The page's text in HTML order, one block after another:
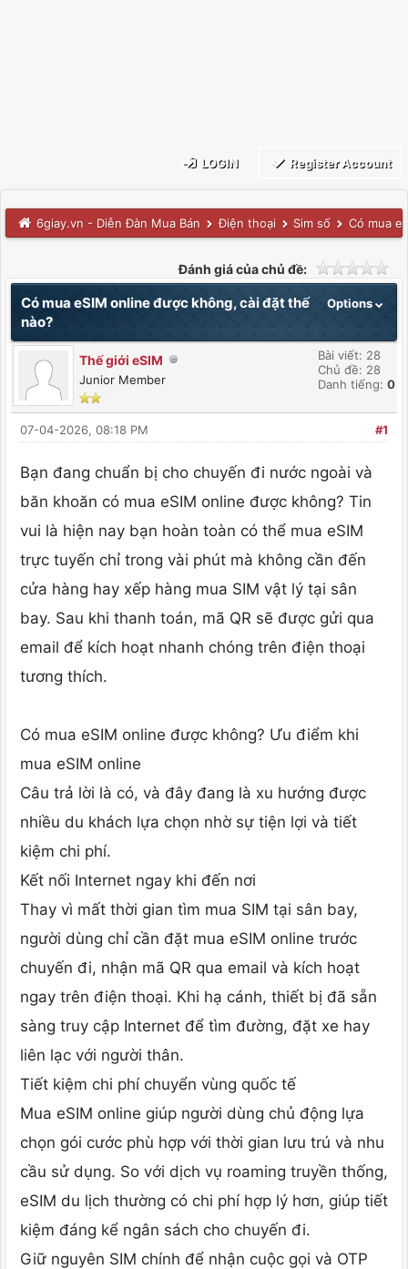
LOGIN Register Account
6giay.vn - Diễn Đàn Mua Bán Điện thoại Sim số Có mua
Đánh giá của chủ đề:
Options
Có mua eSIM online được không, cài đặt thế
nào?
Thế giới eSIM
Junior Member
Bài viết: 28
Chủ đề: 28
Danh tiếng: 0
#1
07-04-2026, 08:18 PM
Bạn đang chuẩn bị cho chuyến đi nước ngoài và
băn khoăn có mua eSIM online được không? Tin
vui là hiện nay bạn hoàn toàn có thể mua eSIM
trực tuyến chỉ trong vài phút mà không cần đến
cửa hàng hay xếp hàng mua SIM vật lý tại sân
bay. Sau khi thanh toán, mã QR sẽ được gửi qua
email để kích hoạt nhanh chóng trên điện thoại
tương thích.
Có mua eSIM online được không? Ưu điểm khi
mua eSIM online
Câu trả lời là có, và đây đang là xu hướng được
nhiều du khách lựa chọn nhờ sự tiện lợi và tiết
kiệm chi phí.
Kết nối Internet ngay khi đến nơi
Thay vì mất thời gian tìm mua SIM tại sân bay,
người dùng chỉ cần đặt mua eSIM online trước
chuyến đi, nhận mã QR qua email và kích hoạt
ngay trên điện thoại. Khi hạ cánh, thiết bị đã sẵn
sàng truy cập Internet để tìm đường, đặt xe hay
liên lạc với người thân.
Tiết kiệm chi phí chuyển vùng quốc tế
Mua eSIM online giúp người dùng chủ động lựa
chọn gói cước phù hợp với thời gian lưu trú và nhu
cầu sử dụng. So với dịch vụ roaming truyền thống,
eSIM du lịch thường có chi phí hợp lý hơn, giúp tiết
kiệm đáng kể ngân sách cho chuyến đi.
Giữ nguyên SIM chính để nhận cuộc gọi và OTP